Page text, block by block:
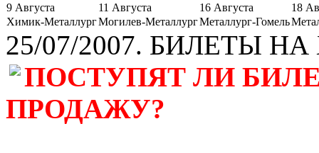
9 Августа
11 Августа 16 Августа
18
Химик-МеталлургМогилев-МеталлургМеталлург-Гомель
25/07/2007. БИЛЕТЫ
ПОСТУПЯТ ЛИ
ПРОДАЖУ?